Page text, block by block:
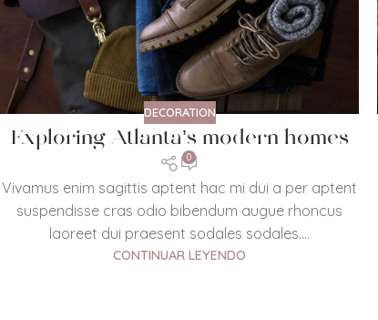
DECORATION
Exploring Atlanta’s modern homes
0
Vivamus enim sagittis aptent hac mi dui a per aptent
suspendisse cras odio bibendum augue rhoncus
laoreet dui praesent sodales sodales....
CONTINUAR LEYENDO